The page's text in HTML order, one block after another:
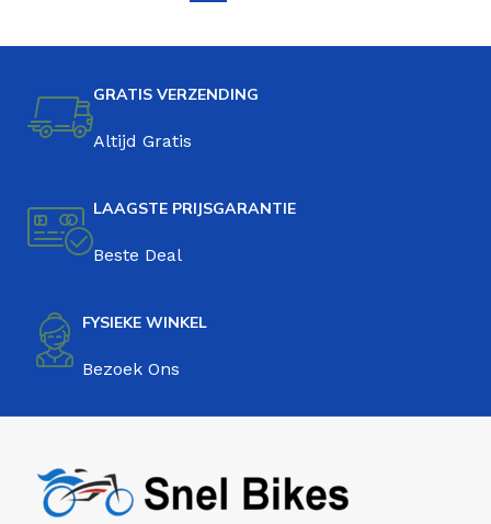
GRATIS VERZENDING
Altijd Gratis
LAAGSTE PRIJSGARANTIE
Beste Deal
FYSIEKE WINKEL
Bezoek Ons